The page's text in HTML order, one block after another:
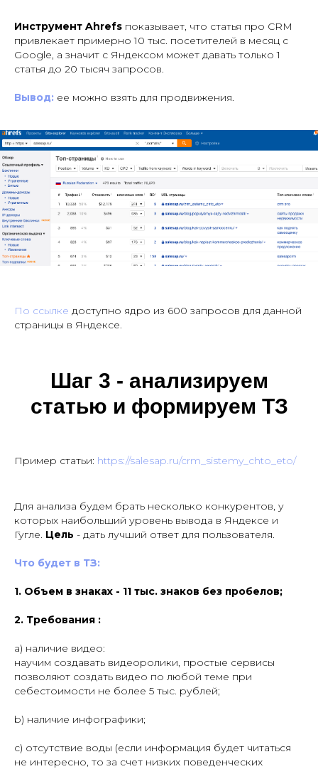
Инструмент Ahrefs показывает, что статья про CRM
привлекает примерно 10 тыс. посетителей в месяц с
Google, а значит с Яндексом может давать только 1
статья до 20 тысяч запросов.
Вывод: ее можно взять для продвижения.
По ссылке доступно ядро из 600 запросов для данной
страницы в Яндексе.
Шаг 3 - анализируем
статью и формируем ТЗ
Пример статьи: https://salesap.ru/crm_sistemy_chto_eto/
Для анализа будем брать несколько конкурентов, у
которых наибольший уровень вывода в Яндексе и
Гугле. Цель - дать лучший ответ для пользователя.
Что будет в ТЗ:
1. Объем в знаках - 11 тыс. знаков без пробелов;
2. Требования :
а) наличие видео:
научим создавать видеоролики, простые сервисы
позволяют создать видео по любой теме при
себестоимости не более 5 тыс. рублей;
b) наличие инфографики;
c) отсутствие воды (если информация будет читаться
не интересно, то за счет низких поведенческих